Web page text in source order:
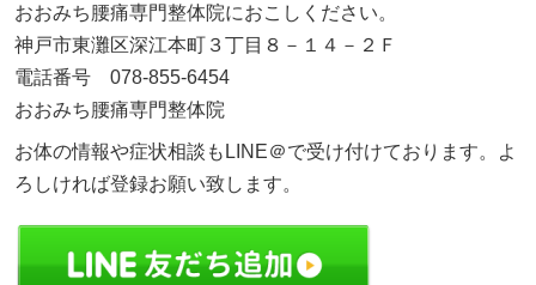
おおみち腰痛専門整体院におこしください。
神戸市東灘区深江本町３丁目８－１４－２Ｆ
電話番号 078-855-6454
おおみち腰痛専門整体院
お体の情報や症状相談もLINE＠で受け付けております。よ
ろしければ登録お願い致します。